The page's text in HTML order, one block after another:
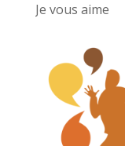
Je vous aime